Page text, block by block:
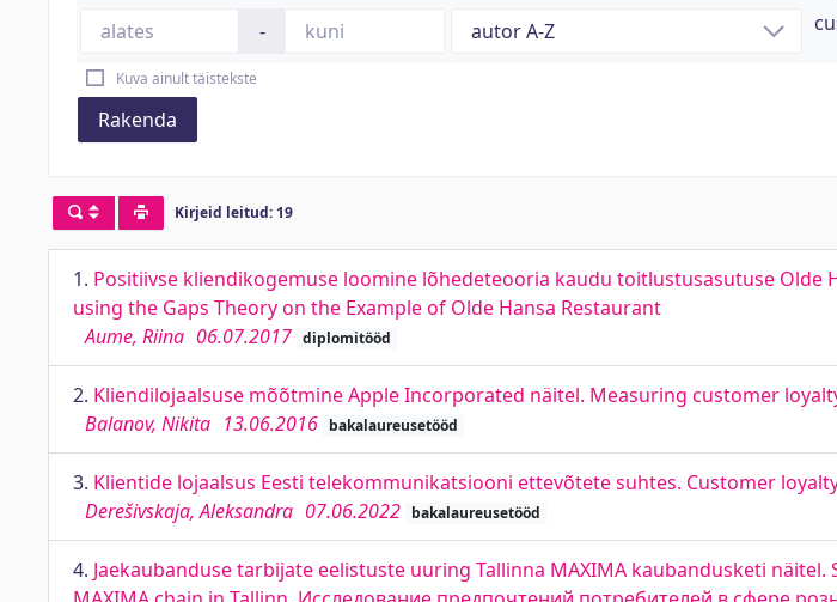
-
Kuva ainult täistekste
Rakenda
Kirjeid leitud: 19
1. Positiivse kliendikogemuse loomine lõhedeteooria kaudu toitlustusasutuse Olde
using the Gaps Theory on the Example of Olde Hansa Restaurant
Aume, Riina 06.07.2017 diplomitööd
2. Kliendilojaalsuse mõõtmine Apple Incorporated näitel. Measuring customer
Balanov, Nikita 13.06.2016 bakalaureusetööd
3. Klientide lojaalsus Eesti telekommunikatsiooni ettevõtete suhtes. Customer
Derešivskaja, Aleksandra 07.06.2022 bakalaureusetööd
4. Jaekaubanduse tarbijate eelistuste uuring Tallinna MAXIMA kaubandusketi